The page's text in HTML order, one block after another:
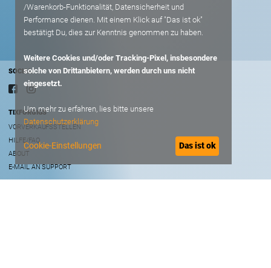
SOCIAL
TIXFORGIGS
VORVERKAUFSSTELLEN
HILFE/FAQ
ABOUT
E-MAIL AN SUPPORT
/Warenkorb-Funktionalität, Datensicherheit und
Performance dienen. Mit einem Klick auf "Das ist ok"
bestätigt Du, dies zur Kenntnis genommen zu haben.
Weitere Cookies und/oder Tracking-Pixel, insbesondere
solche von Drittanbietern, werden durch uns nicht
eingesetzt.
Um mehr zu erfahren, lies bitte unsere
Datenschutzerklärung
Cookie-Einstellungen Das ist ok